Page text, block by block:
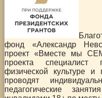
фонд «Александр
проект «Вместе мы
проекта специалист
физической культуре и
проводят
педагогические